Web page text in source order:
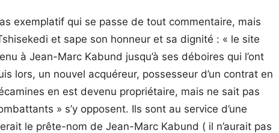
exemplatif qui se passe de tout commentaire, mais
et sape son honneur et sa dignité : « le site
à Jean-Marc Kabund jusqu’à ses déboires qui l’ont
lors, un nouvel acquéreur, possesseur d’un contrat en
en est devenu propriétaire, mais ne sait pas
» s’y opposent. Ils sont au service d’une
le prête-nom de Jean-Marc Kabund ( il n’aurait pas